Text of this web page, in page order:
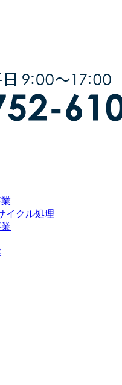
イクル処理